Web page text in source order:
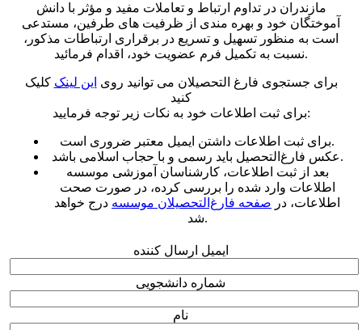
مازندران در تداوم ارتباط و تعاملات مفید و مؤثر با دانش
آموختگان خود و بهره مندی از ظرفیت های طرفین، مستدعی
است به منظور تسهیل و تسریع در برقراری ارتباطات مذکور،
نسبت به تکمیل فرم عضویت خود، اقدام فرمائید.
برای جستجوی فارغ التحصیلان می توانید روی این لینک کلیک
کنید
برای ثبت اطلاعات خود به نکات زیر توجه فرمایید:
برای ثبت اطلاعات داشتن ایمیل معتبر ضروری است.
عکس فارغ‌التحصیل باید رسمی و با حجاب اسلامی باشد.
بعد از ثبت اطلاعات، کارشناسان آموزشی موسسه
اطلاعات وارد شده را بررسی کرده، در صورت صحت
اطلاعات، در صفحه فارغ‌التحصیلان موسسه درج خواهد
شد.
ایمیل ارسال کننده
شماره دانشجویی
نام